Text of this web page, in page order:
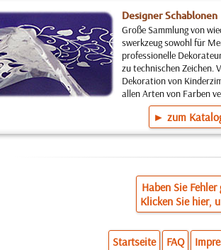
Designer Schablonen
Große Sammlung von
swerk­zeug sowohl für
profes­sionelle
zu technischen Zeichen.
Dekoration von
allen Arten von Farben
► zum
Haben Sie
Klicken Sie hier,
Startseite FAQ